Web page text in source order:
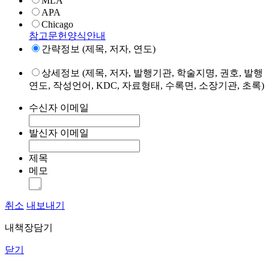
APA
Chicago
참고문헌양식안내
간략정보 (제목, 저자, 연도)
상세정보 (제목, 저자, 발행기관, 학술지명, 권호, 발행
연도, 작성언어, KDC, 자료형태, 수록면, 소장기관, 초록)
수신자 이메일
발신자 이메일
제목
메모
취소 내보내기
내책장담기
닫기